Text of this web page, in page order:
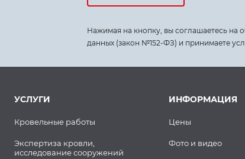
Нажимая на кнопку, вы соглашаетесь на
данных (закон №152-ФЗ) и принимаете
УСЛУГИ
Кровельные работы
Экспертиза кровли,
исследование сооружений
ИНФОРМАЦИЯ
Цены
Фото и видео